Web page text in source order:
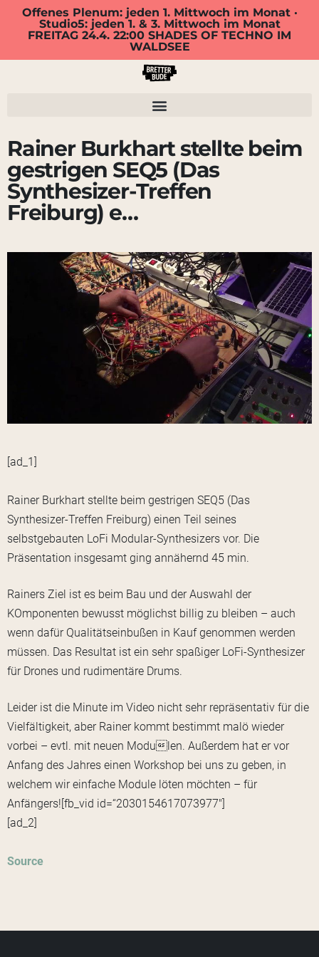
Offenes Plenum: jeden 1. Mittwoch im Monat ·
Studio5: jeden 1. & 3. Mittwoch im Monat
FREITAG 24.4. 22:00 SHADES OF TECHNO IM
WALDSEE
Rainer Burkhart stellte beim
gestrigen SEQ5 (Das
Synthesizer-Treffen
Freiburg) e…
[ad_1]
Rainer Burkhart stellte beim gestrigen SEQ5 (Das
Synthesizer-Treffen Freiburg) einen Teil seines
selbstgebauten LoFi Modular-Synthesizers vor. Die
Präsentation insgesamt ging annähernd 45 min.
Rainers Ziel ist es beim Bau und der Auswahl der
KOmponenten bewusst möglichst billig zu bleiben – auch
wenn dafür Qualitätseinbußen in Kauf genommen werden
müssen. Das Resultat ist ein sehr spaßiger LoFi-Synthesizer
für Drones und rudimentäre Drums.
Leider ist die Minute im Video nicht sehr repräsentativ für die
Vielfältigkeit, aber Rainer kommt bestimmt malö wieder
vorbei – evtl. mit neuen Modulen. Außerdem hat er vor
Anfang des Jahres einen Workshop bei uns zu geben, in
welchem wir einfache Module löten möchten – für
Anfängers![fb_vid id=“2030154617073977″]
[ad_2]
Source